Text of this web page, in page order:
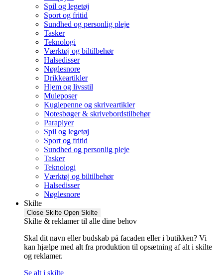
Spil og legetøj
Sport og fritid
Sundhed og personlig pleje
Tasker
Teknologi
Værktøj og biltilbehør
Halsedisser
Nøglesnore
Drikkeartikler
Hjem og livsstil
Muleposer
Kuglepenne og skriveartikler
Notesbøger & skrivebordstilbehør
Paraplyer
Spil og legetøj
Sport og fritid
Sundhed og personlig pleje
Tasker
Teknologi
Værktøj og biltilbehør
Halsedisser
Nøglesnore
Skilte
Close Skilte Open Skilte
Skilte & reklamer til alle dine behov
Skal dit navn eller budskab på facaden eller i butikken? Vi
kan hjælpe med alt fra produktion til opsætning af alt i skilte
og reklamer.
Se alt i skilte